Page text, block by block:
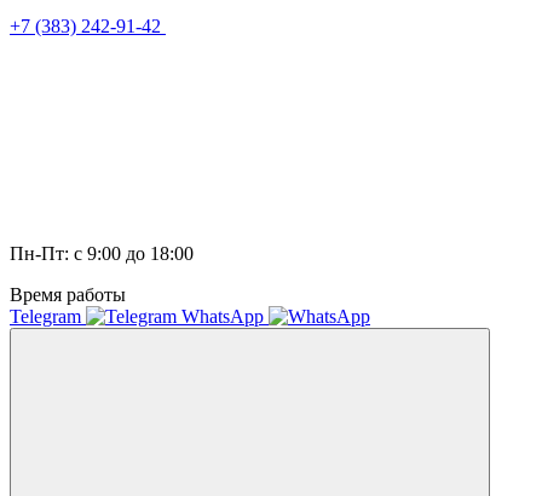
+7 (383) 242-91-42
Пн-Пт: с 9:00 до 18:00
Время работы
Telegram
WhatsApp